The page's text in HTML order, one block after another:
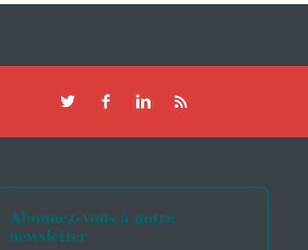
Abonnez-vous à notre
newsletter